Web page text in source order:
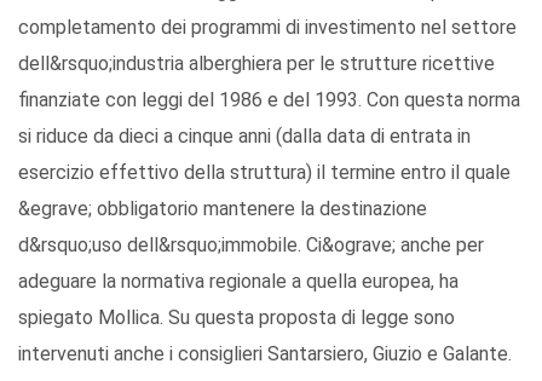
completamento dei programmi di investimento nel settore
dell&rsquo;industria alberghiera per le strutture ricettive
finanziate con leggi del 1986 e del 1993. Con questa norma
si riduce da dieci a cinque anni (dalla data di entrata in
esercizio effettivo della struttura) il termine entro il quale
&egrave; obbligatorio mantenere la destinazione
d&rsquo;uso dell&rsquo;immobile. Ci&ograve; anche per
adeguare la normativa regionale a quella europea, ha
spiegato Mollica. Su questa proposta di legge sono
intervenuti anche i consiglieri Santarsiero, Giuzio e Galante.